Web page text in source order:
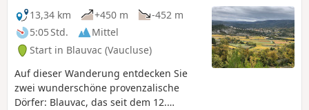
13,34 km
+450 m
-452 m
5:05 Std.
Mittel
Start in Blauvac (Vaucluse)
Auf dieser Wanderung entdecken Sie
zwei wunderschöne provenzalische
Dörfer: Blauvac, das seit dem 12.